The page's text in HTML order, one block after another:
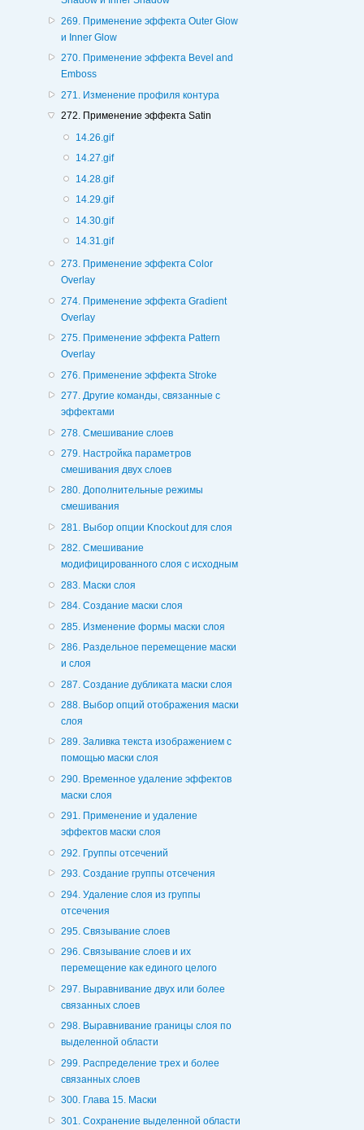
269. Применение эффекта Outer Glow
и Inner Glow
270. Применение эффекта Bevel and
Emboss
271. Изменение профиля контура
272. Применение эффекта Satin
14.26.gif
14.27.gif
14.28.gif
14.29.gif
14.30.gif
14.31.gif
273. Применение эффекта Color
Overlay
274. Применение эффекта Gradient
Overlay
275. Применение эффекта Pattern
Overlay
276. Применение эффекта Stroke
277. Другие команды, связанные с
эффектами
278. Смешивание слоев
279. Настройка параметров
смешивания двух слоев
280. Дополнительные режимы
смешивания
281. Выбор опции Knockout для слоя
282. Смешивание
модифицированного слоя с исходным
283. Маски слоя
284. Создание маски слоя
285. Изменение формы маски слоя
286. Раздельное перемещение маски
и слоя
287. Создание дубликата маски слоя
288. Выбор опций отображения маски
слоя
289. Заливка текста изображением с
помощью маски слоя
290. Временное удаление эффектов
маски слоя
291. Применение и удаление
эффектов маски слоя
292. Группы отсечений
293. Создание группы отсечения
294. Удаление слоя из группы
отсечения
295. Связывание слоев
296. Связывание слоев и их
перемещение как единого целого
297. Выравнивание двух или более
связанных слоев
298. Выравнивание границы слоя по
выделенной области
299. Распределение трех и более
связанных слоев
300. Глава 15. Маски
301. Сохранение выделенной области